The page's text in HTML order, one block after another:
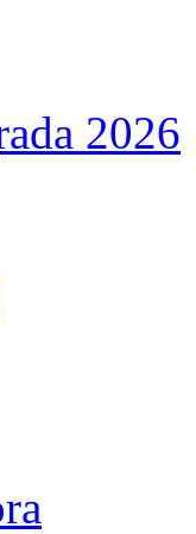
2026